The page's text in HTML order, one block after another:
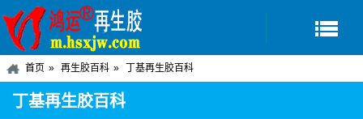
首页 再生胶百科 丁基再生胶百科
丁基再生胶百科